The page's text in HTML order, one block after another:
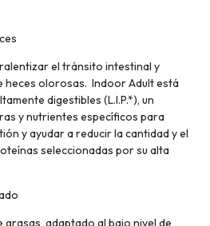
el tránsito intestinal y
heces olorosas. Indoor Adult está
digestibles (L.I.P.*), un
y nutrientes específicos para
y ayudar a reducir la cantidad y el
seleccionadas por su alta
adaptado al bajo nivel de